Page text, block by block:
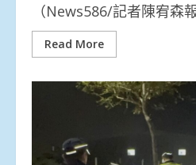
（News586/記者陳宥森
Read More